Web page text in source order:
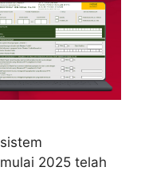
2025 telah